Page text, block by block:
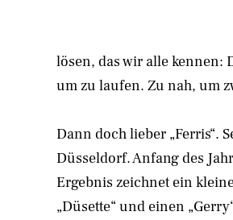
lösen, das wir alle kennen:
um zu laufen. Zu nah, um
Dann doch lieber „Ferris“.
Düsseldorf. Anfang des
Ergebnis zeichnet ein
„Düsette“ und einen